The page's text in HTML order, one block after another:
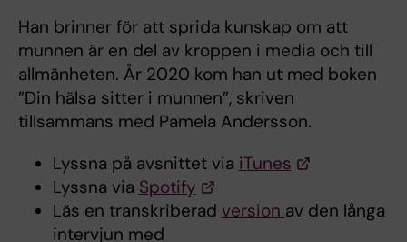
Han brinner för att sprida kunskap om att
munnen är en del av kroppen i media och till
allmänheten. År 2020 kom han ut med boken
”Din hälsa sitter i munnen”, skriven
tillsammans med Pamela Andersson.
Lyssna på avsnittet via iTunes
Lyssna via Spotify
Läs en transkriberad version av den långa
intervjun med